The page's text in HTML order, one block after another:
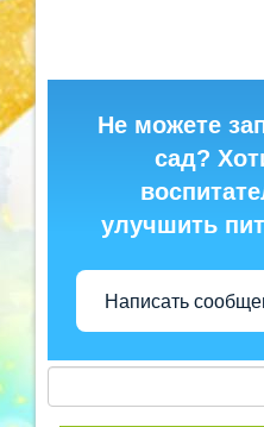
Не можете
сад?
улучшить
Написать